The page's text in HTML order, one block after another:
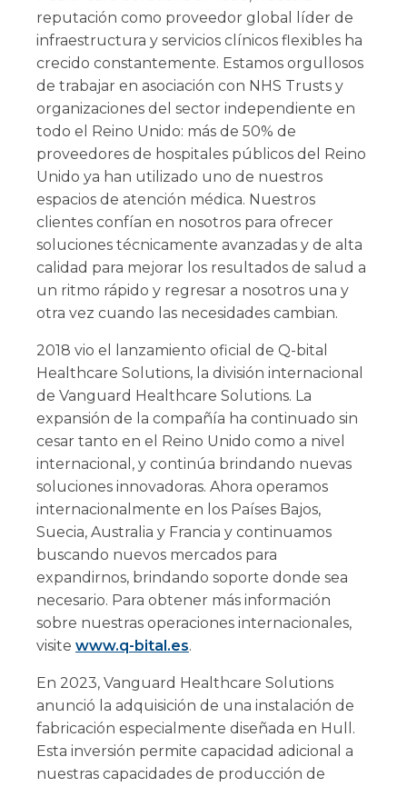
reputación como proveedor global líder de
infraestructura y servicios clínicos flexibles ha
crecido constantemente. Estamos orgullosos
de trabajar en asociación con NHS Trusts y
organizaciones del sector independiente en
todo el Reino Unido: más de 50% de
proveedores de hospitales públicos del Reino
Unido ya han utilizado uno de nuestros
espacios de atención médica. Nuestros
clientes confían en nosotros para ofrecer
soluciones técnicamente avanzadas y de alta
calidad para mejorar los resultados de salud a
un ritmo rápido y regresar a nosotros una y
otra vez cuando las necesidades cambian.
2018 vio el lanzamiento oficial de Q-bital
Healthcare Solutions, la división internacional
de Vanguard Healthcare Solutions. La
expansión de la compañía ha continuado sin
cesar tanto en el Reino Unido como a nivel
internacional, y continúa brindando nuevas
soluciones innovadoras. Ahora operamos
internacionalmente en los Países Bajos,
Suecia, Australia y Francia y continuamos
buscando nuevos mercados para
expandirnos, brindando soporte donde sea
necesario. Para obtener más información
sobre nuestras operaciones internacionales,
visite www.q-bital.es.
En 2023, Vanguard Healthcare Solutions
anunció la adquisición de una instalación de
fabricación especialmente diseñada en Hull.
Esta inversión permite capacidad adicional a
nuestras capacidades de producción de